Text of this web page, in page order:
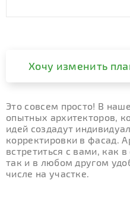
Хочу изменить
Это совсем просто! В
опытных архитекторов,
идей создадут
корректировки в фасад.
встретиться с вами, как
так и в любом другом
числе на участке.